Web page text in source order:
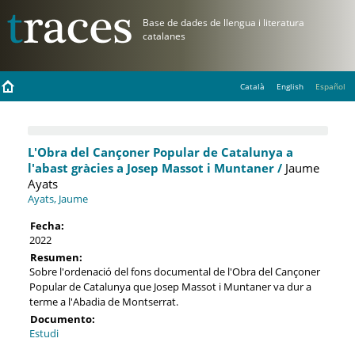
Català English Español
L'Obra del Cançoner Popular de Catalunya a
l'abast gràcies a Josep Massot i Muntaner /Jaume
Ayats
Ayats, Jaume
Fecha:
2022
Resumen:
Sobre l'ordenació del fons documental de l'Obra del Cançoner
Popular de Catalunya que Josep Massot i Muntaner va dur a
terme a l'Abadia de Montserrat.
Documento:
Estudi